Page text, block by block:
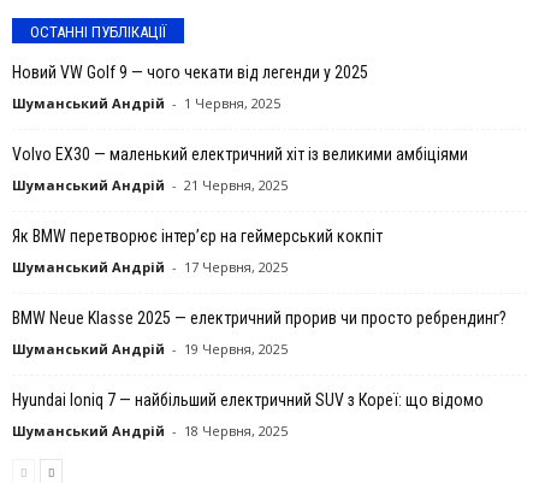
ОСТАННІ ПУБЛІКАЦІЇ
Новий VW Golf 9 — чого чекати від легенди у 2025
Шуманський Андрій - 1 Червня, 2025
Volvo EX30 — маленький електричний хіт із великими амбіціями
Шуманський Андрій - 21 Червня, 2025
Як BMW перетворює інтер’єр на геймерський кокпіт
Шуманський Андрій - 17 Червня, 2025
BMW Neue Klasse 2025 — електричний прорив чи просто ребрендинг?
Шуманський Андрій - 19 Червня, 2025
Hyundai Ioniq 7 — найбільший електричний SUV з Кореї: що відомо
Шуманський Андрій - 18 Червня, 2025